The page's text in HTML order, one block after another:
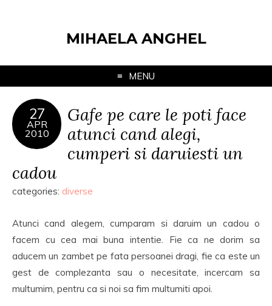
MIHAELA ANGHEL
MENU
27
APR
2010
Gafe pe care le poti face
atunci cand alegi,
cumperi si daruiesti un
cadou
categories: diverse
Atunci cand alegem, cumparam si daruim un cadou o
facem cu cea mai buna intentie. Fie ca ne dorim sa
aducem un zambet pe fata persoanei dragi, fie ca este un
gest de complezanta sau o necesitate, incercam sa
multumim, pentru ca si noi sa fim multumiti apoi.